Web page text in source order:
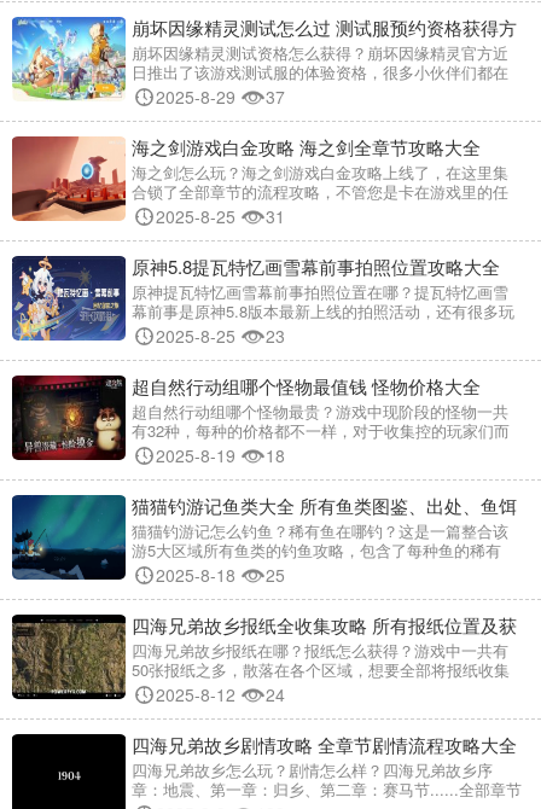
达成条件一览 1、火山女神：力量≥90、头脑≥90、魅力
≥90、体魄≥2000、智力≥2000、情感≥2000、想象
≥2000、剑术≥500、弓术
崩坏因缘精灵测试怎么过 测试服预约资格获得方
法一览
崩坏因缘精灵测试资格怎么获得？崩坏因缘精灵官方近
日推出了该游戏测试服的体验资格，很多小伙伴们都在
摩拳擦掌跃跃欲试了，奈何不知道怎么预约，没关系，
小编这就为大家带来了测试服预约资格获取方法，望围
观~ 崩坏因缘精灵结缘测试招募时间 「结缘测试」招募
开始时间为2025年8月29日 12:00（UTC+8），结束时间
为2025年9月12日 23:59（UTC+8）。 崩坏因缘精灵
2025-8-29 37
海之剑游戏白金攻略 海之剑全章节攻略大全
海之剑怎么玩？海之剑游戏白金攻略上线了，在这里集
合锁了全部章节的流程攻略，不管您是卡在游戏里的任
何一个环节，这篇攻略都能帮助您轻松度过难关，需要
的小伙伴们不要错过了~ 海之剑全流程攻略大全 雾隐沧
海上 雾隐沧海下 失落洞穴
2025-8-25 31
原神5.8提瓦特忆画雪幕前事拍照位置攻略大全
原神提瓦特忆画雪幕前事拍照位置在哪？提瓦特忆画雪
幕前事是原神5.8版本最新上线的拍照活动，还有很多玩
家们不知道拍照的具体点位在哪，没关系，小编今儿就
为大家一一分享该活动拍照的具体位置，帮助大家顺利
完成提瓦特忆画雪幕前事活动。 原神提瓦特忆画雪幕前
事拍照攻略 活动时间：2025/08/21 10:00 ~ 2025/09/01
0
2025-8-25 23
超自然行动组哪个怪物最值钱 怪物价格大全
超自然行动组哪个怪物最贵？游戏中现阶段的怪物一共
有32种，每种的价格都不一样，对于收集控的玩家们而
言，一定是想要规划价格的，小编在这里就为大家带来
的该游戏怪物价格大全，望参考~ 超自然行动组怪物价格
大全 第一梯次(150000~100000) 梦魇地龙：150000 地
龙：100000 精绝女王：100000 狐妖
2025-8-19 18
猫猫钓游记鱼类大全 所有鱼类图鉴、出处、鱼饵
一览
猫猫钓游记怎么钓鱼？稀有鱼在哪钓？这是一篇整合该
游5大区域所有鱼类的钓鱼攻略，包含了每种鱼的稀有
度、出没时间、使用鱼饵推荐等，如果您正在体验该游
戏，那么这篇钓鱼攻略大全一定能让您有所启发~ 猫猫钓
游记钓鱼攻略大全 滴答水巷鱼类大全 名称 分布区域 稀
2025-8-18 25
四海兄弟故乡报纸全收集攻略 所有报纸位置及获
得方法总汇
四海兄弟故乡报纸在哪？报纸怎么获得？游戏中一共有
50张报纸之多，散落在各个区域，想要全部将报纸收集
也并非易事，小编这就把全部报纸位置及获得方法整理
分享给大家，欢迎收集控们前来围观~ 四海兄弟故乡全部
报纸位置以及获取收集攻略： 本作中没有收集品是会永
久错过的，可以在【收集品】菜单下查看已找到的收集
品。所有收集品在拾取后都会立即存档，所以在通过
【章节重玩】来查漏补缺时，可
2025-8-12 24
四海兄弟故乡剧情攻略 全章节剧情流程攻略大全
四海兄弟故乡怎么玩？剧情怎么样？四海兄弟故乡序
章：地震、第一章：归乡、第二章：赛马节......全部章节